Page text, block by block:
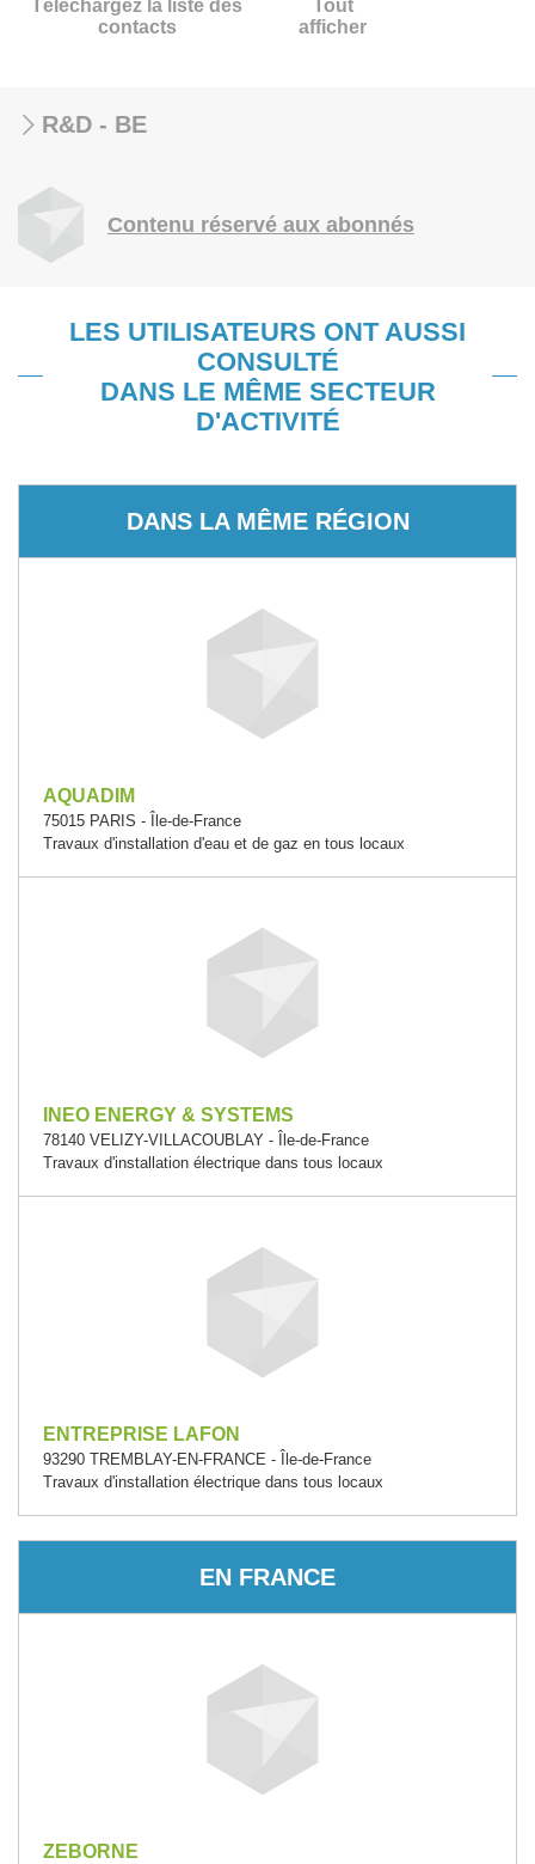
Téléchargez la liste des
contacts
Tout
afficher
R&D - BE
Contenu réservé aux abonnés
LES UTILISATEURS ONT AUSSI
CONSULTÉ
DANS LE MÊME SECTEUR
D'ACTIVITÉ
DANS LA MÊME RÉGION
AQUADIM
75015 PARIS - Île-de-France
Travaux d'installation d'eau et de gaz en tous locaux
INEO ENERGY & SYSTEMS
78140 VELIZY-VILLACOUBLAY - Île-de-France
Travaux d'installation électrique dans tous locaux
ENTREPRISE LAFON
93290 TREMBLAY-EN-FRANCE - Île-de-France
Travaux d'installation électrique dans tous locaux
EN FRANCE
ZEBORNE